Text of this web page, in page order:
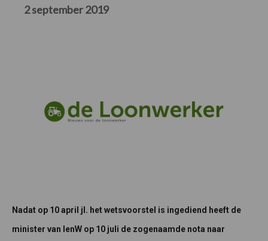
2 september 2019
Nadat op 10 april jl. het wetsvoorstel is ingediend heeft de
minister van IenW op 10 juli de zogenaamde nota naar